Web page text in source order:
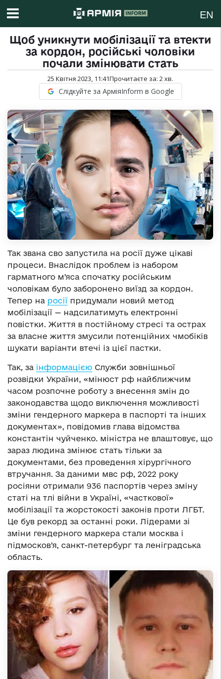
EN
Щоб уникнути мобілізації та втекти
за кордон, російські чоловіки
почали змінювати стать
25 Квітня 2023, 11:41Прочитаєте за: 2хв.
Слідкуйте за АрміяInform в Google
Так звана сво запустила на росії дуже цікаві
процеси. Внаслідок проблем із набором
гарматного м’яса спочатку російським
чоловікам було заборонено виїзд за кордон.
Тепер на росії придумали новий метод
мобілізації — надсилатимуть електронні
повістки. Життя в постійному стресі та острах
за власне життя змусили потенційних чмобіків
шукати варіанти втечі із цієї пастки.
Так, за інформацією Служби зовнішньої
розвідки України, «мінюст рф найближчим
часом розпочне роботу з внесення змін до
законодавства щодо виключення можливості
зміни гендерного маркера в паспорті та інших
документах», повідомив глава відомства
константін чуйченко. міністра не влаштовує, що
зараз людина змінює стать тільки за
документами, без проведення хірургічного
втручання. За даними мвс рф, 2022 року
росіяни отримали 936 паспортів через зміну
статі на тлі війни в Україні, «часткової»
мобілізації та жорстокості законів проти ЛГБТ.
Це був рекорд за останні роки. Лідерами зі
зміни гендерного маркера стали москва і
підмосков’я, санкт-петербург та леніградська
область.